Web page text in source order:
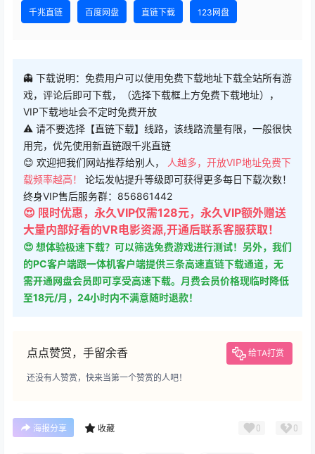
千兆直链 百度网盘 直链下载 123网盘
👻 下载说明：免费用户可以使用免费下载地址下载全站所有游
戏，评论后即可下载，（选择下载框上方免费下载地址），
VIP下载地址会不定时免费开放
⚠ 请不要选择【直链下载】线路，该线路流量有限，一般很快
用完，优先使用新直链跟千兆直链
😊 欢迎把我们网站推荐给别人，
人越多，开放VIP地址免费下
载频率越高！ 论坛发帖提升等级即可获得更多每日下载次数！
终身VIP售后服务群：856861442
😍 限时优惠，永久VIP仅需128元，永久VIP额外赠送
大量内部好看的VR电影资源,开通后联系客服获取！
😍 想体验极速下载？可以筛选免费游戏进行测试！另外，我们
的PC客户端跟一体机客户端提供三条高速直链下载通道，无
需开通网盘会员即可享受高速下载。月费会员价格现临时降低
至18元/月，24小时内不满意随时退款！
点点赞赏，手留余香 给TA打赏
还没有人赞赏，快来当第一个赞赏的人吧！
海报分享 收藏 0 0